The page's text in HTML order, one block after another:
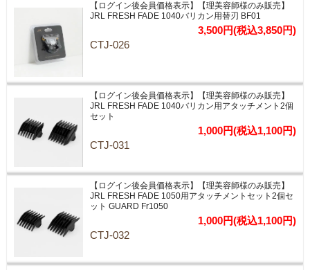
【ログイン後会員価格表示】【理美容師様のみ販売】
JRL FRESH FADE 1040バリカン用替刃 BF01
3,500円(税込3,850円)
CTJ-026
【ログイン後会員価格表示】【理美容師様のみ販売】
JRL FRESH FADE 1040バリカン用アタッチメント2個
セット
1,000円(税込1,100円)
CTJ-031
【ログイン後会員価格表示】【理美容師様のみ販売】
JRL FRESH FADE 1050用アタッチメントセット2個セ
ット GUARD Fr1050
1,000円(税込1,100円)
CTJ-032